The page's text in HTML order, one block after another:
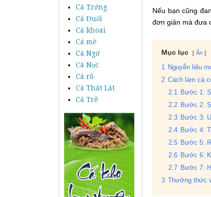
Cá Trứng
Cá Đuối
Cá khoai
Cá mè
Cá Ngừ
Cá Nục
Cá rô
Cá Thát Lát
Cá Trê
Nếu bạn cũng
đơn giản mà đưa
Mục lục Ẩn
1 Nguyễn liệu
2 Cách làm cá
2.1 Bước 1:
2.2 Bước 2:
2.3 Bước 3:
2.4 Bước 4:
2.5 Bước 5:
2.6 Bước 6:
2.7 Bước 7:
3
Thưởng thức